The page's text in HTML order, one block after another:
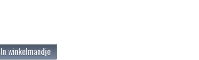
In winkelmandje